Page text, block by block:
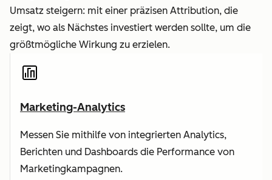
Umsatz steigern: mit einer präzisen Attribution, die
zeigt, wo als Nächstes investiert werden sollte, um die
größtmögliche Wirkung zu erzielen.
Marketing-Analytics
Messen Sie mithilfe von integrierten Analytics,
Berichten und Dashboards die Performance von
Marketingkampagnen.